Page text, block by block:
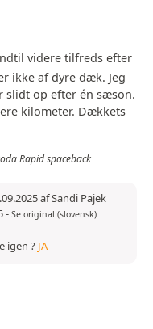
videre tilfreds efter
ikke af dyre dæk. Jeg
slidt op efter én sæson.
kilometer. Dækkets
Rapid spaceback
af Sandi Pajek
- Se original (slovensk)
igen ? JA